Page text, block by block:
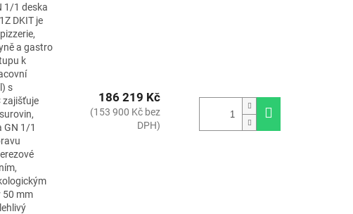
1/1 deska
DKIT je
a gastro
k
s
zajišťuje
GN 1/1
50 mm
186 219 Kč
(153 900 Kč bez
DPH)